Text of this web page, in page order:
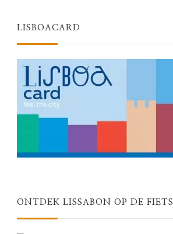
LISBOACARD
ONTDEK LISSABON OP DE FIETS